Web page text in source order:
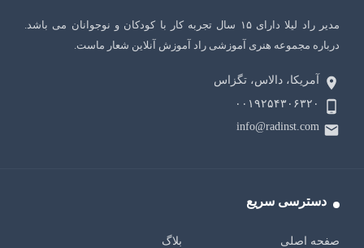
مدیر راد لیلا دارای ۱۵ سال تجربه کار با کودکان و نوجوانان می باشد.
درباره مجموعه هنری آموزشی راد آموزش آنلاین شعار ماست.
آمریکا، دالاس، تگزاس
۰۰۱۹۲۵۴۳۰۶۳۲۰
info@radinst.com
دسترسی سریع
صفحه اصلی بلاگ